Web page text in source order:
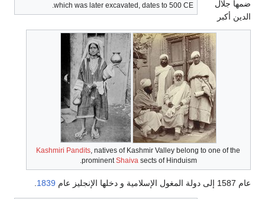
which was later excavated, dates to 500 CE.
Kashmiri Pandits, natives of Kashmir Valley belong to one of the
prominentShaivasects of Hinduism.
جلال
أكبر
1839